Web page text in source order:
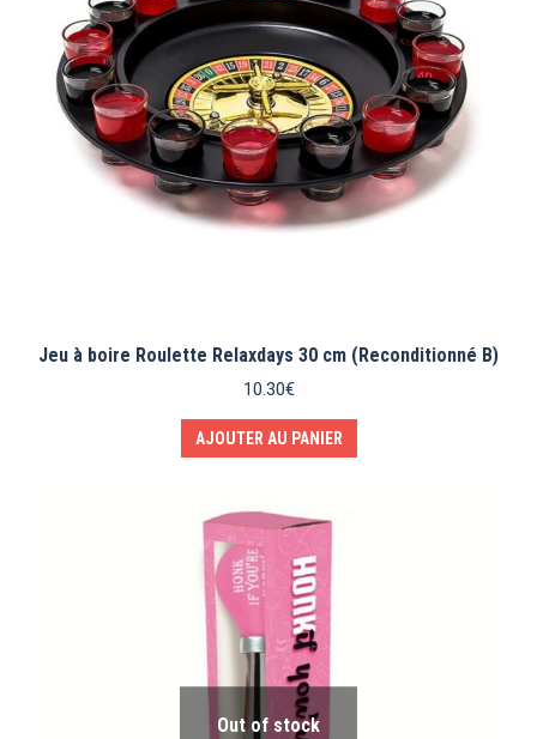
Jeu à boire Roulette Relaxdays 30 cm (Reconditionné B)
10.30€
AJOUTER AU PANIER
Out of stock